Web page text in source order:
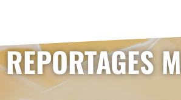
REPORTAGES